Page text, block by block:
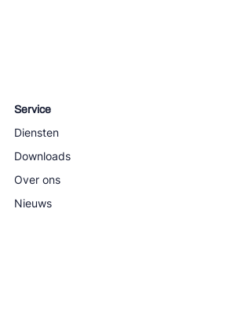
Service
Diensten
Downloads
Over ons
Nieuws